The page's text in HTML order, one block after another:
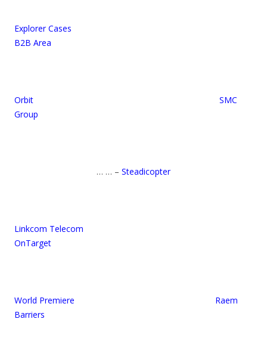
Explorer Cases
B2B Area
Orbit SMC
Group
… … – Steadicopter
Linkcom Telecom
OnTarget
World Premiere
Raem
Barriers